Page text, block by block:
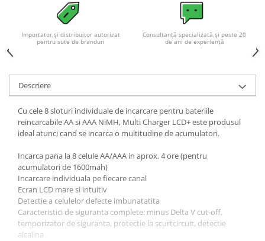
Importator și distribuitor autorizat
pentru sute de branduri
Consultanță specializată și peste 20
de ani de experiență
Descriere
Cu cele 8 sloturi individuale de incarcare pentru bateriile
reincarcabile AA si AAA NiMH, Multi Charger LCD+ este produsul
ideal atunci cand se incarca o multitudine de acumulatori.
Incarca pana la 8 celule AA/AAA in aprox. 4 ore (pentru
acumulatori de 1600mah)
Incarcare individuala pe fiecare canal
Ecran LCD mare si intuitiv
Detectie a celulelor defecte imbunatatita
Caracteristici de siguranta complete: minus Delta V cut-off,
temporizator de siguranta, protectie la scurtcircuit, detectie
alcalina